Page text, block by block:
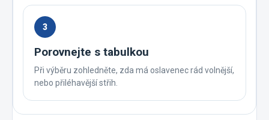
3
Porovnejte s tabulkou
Při výběru zohledněte, zda má oslavenec rád volnější,
nebo přiléhavější střih.